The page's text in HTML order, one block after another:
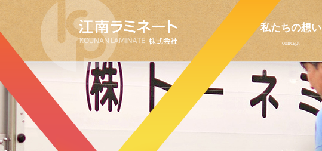
私たちの想い